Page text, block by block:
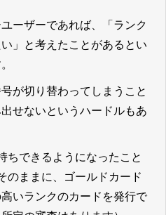
ーザーであれば、「ランク
」と考えたことがあるとい
が切り替わってしまうこと
せないというハードルもあ
ちできるようになったこと
のままに、ゴールドカード
いランクのカードを発行で